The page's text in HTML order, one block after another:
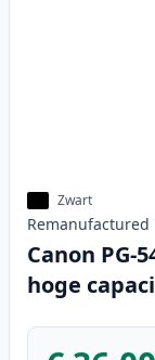
Zwart
Remanufactured
Canon PG-
hoge